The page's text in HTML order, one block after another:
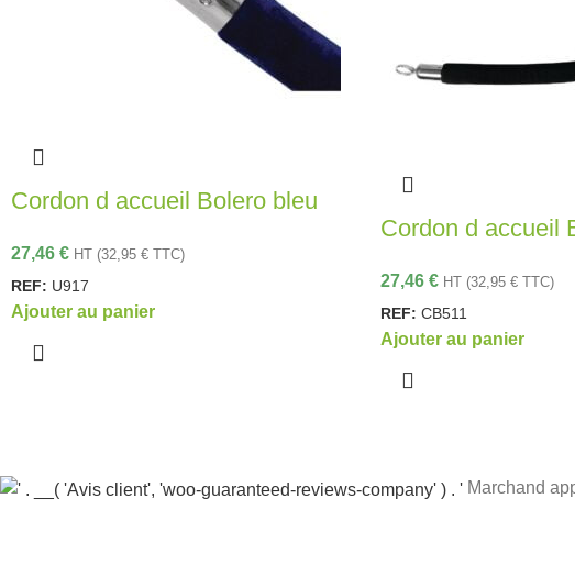
Cordon d accueil Bolero bleu
27,46 € HT (32,95 € TTC)
REF: U917
Ajouter au panier
Cordon d accueil
27,46 € HT (32,95 € TTC)
REF: CB511
Ajouter au panier
Marchand